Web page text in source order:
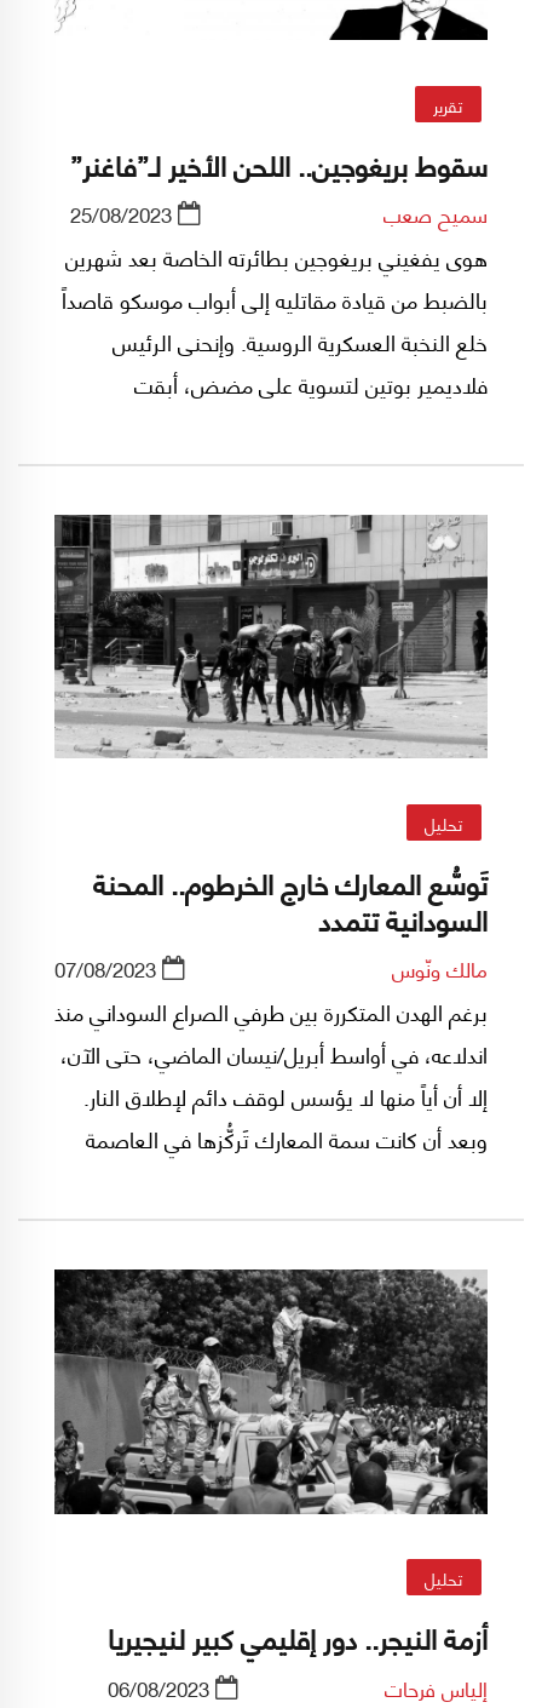
تقرير
سقوط بريغوجين.. اللحن الأخير لـ”فاغنر”
سميح صعب 25/08/2023
هوى يفغيني بريغوجين بطائرته الخاصة بعد شهرين
بالضبط من قيادة مقاتليه إلى أبواب موسكو قاصداً
خلع النخبة العسكرية الروسية. وإنحنى الرئيس
فلاديمير بوتين لتسوية على مضض، أبقت
تحليل
تَوسُّع المعارك خارج الخرطوم.. المحنة
السودانية تتمدد
مالك ونّوس 07/08/2023
برغم الهدن المتكررة بين طرفي الصراع السوداني منذ
اندلاعه، في أواسط أبريل/نيسان الماضي، حتى الآن،
إلا أن أياً منها لا يؤسس لوقف دائم لإطلاق النار.
وبعد أن كانت سمة المعارك تَركُّزها في العاصمة
الأطراف مثل دارفور والجنينة ونيالا والأُبيِّض تتسارع
مع احتمال توسُّعها إلى مناطق جديدة، ما يعني أن
الصراع قابل للتمدد أكثر فأكثر كلما طال أمد معارك
العاصمة.
تحليل
أزمة النيجر.. دور إقليمي كبير لنيجيريا
إلياس فرحات 06/08/2023